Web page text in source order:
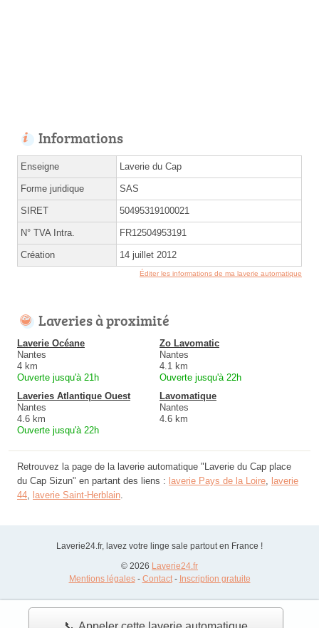
Informations
Enseigne Laverie du Cap
Forme juridique SAS
SIRET 50495319100021
N° TVA Intra. FR12504953191
Création 14 juillet 2012
Éditer les informations de ma laverie automatique
Laveries à proximité
Laverie Océane
Nantes
4 km
Ouverte jusqu'à 21h
Zo Lavomatic
Nantes
4.1 km
Ouverte jusqu'à 22h
Laveries Atlantique Ouest
Nantes
4.6 km
Ouverte jusqu'à 22h
Lavomatique
Nantes
4.6 km
Retrouvez la page de la laverie automatique "Laverie du Cap place
du Cap Sizun" en partant des liens : laverie Pays de la Loire laverie
44 laverie Saint-Herblain
Laverie24.fr, lavez votre linge sale partout en France !
© 2026 Laverie24.fr
Mentions légales- Contact- Inscription gratuite